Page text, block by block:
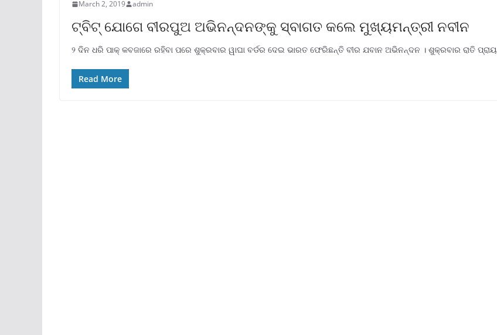
March 2, 2019 admin
ଟ୍ବିଟ୍ ଯୋଗେ ବୀରପୁଅ ଅଭିନନ୍ଦନଙ୍କୁ ସ୍ବାଗତ କଲେ ମୁଖ୍ୟମନ୍ତ୍ରୀ ନବୀନ
୨ ଦିନ ଧରି ପାକ୍ କବଜାରେ ରହିବା ପରେ ଶୁକ୍ରବାର ୱାଘା ବର୍ଡର ଦେଇ ଭାରତ ଫେରିଛନ୍ତି ବୀର ଯବାନ ଅଭିନନ୍ଦନ । ଶୁକ୍ରବାର ରାତି ପ୍ରାୟ
Read More